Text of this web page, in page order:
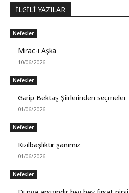
İLGİLİ YAZILAR
Nefesler
Mirac-ı Aşka
10/06/2026
Nefesler
Garip Bektaş Şiirlerinden seçmeler
01/06/2026
Nefesler
Kızılbaşlıktır şanımız
01/06/2026
Nefesler